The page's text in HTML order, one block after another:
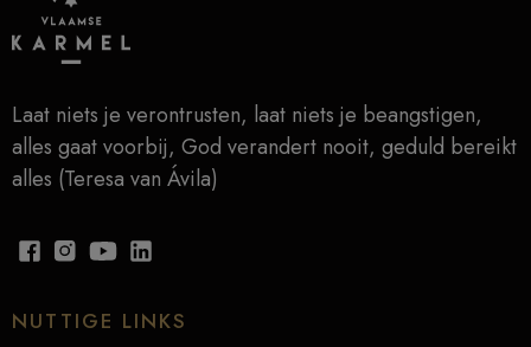
Laat niets je verontrusten, laat niets je beangstigen,
alles gaat voorbij, God verandert nooit, geduld bereikt
alles (Teresa van Ávila)
NUTTIGE LINKS